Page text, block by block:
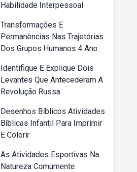
Habilidade Interpessoal
Transformações E
Permanências Nas Trajetórias
Dos Grupos Humanos 4 Ano
Identifique E Explique Dois
Levantes Que Antecederam A
Revolução Russa
Desenhos Bíblicos Atividades
Bíblicas Infantil Para Imprimir
E Colorir
As Atividades Esportivas Na
Natureza Comumente